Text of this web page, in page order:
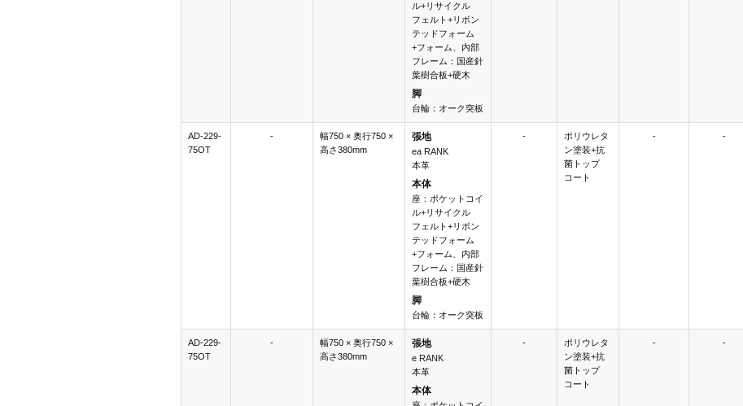
ル+リサイクル
フェルト+リボン
テッドフォーム
+フォーム、内部
フレーム：国産針
葉樹合板+硬木
脚
台輪：オーク突板
AD-229-
75OT
-
幅750 × 奥行750 ×
高さ380mm
張地
ea RANK
本革
本体
座：ポケットコイ
ル+リサイクル
フェルト+リボン
テッドフォーム
+フォーム、内部
フレーム：国産針
葉樹合板+硬木
脚
台輪：オーク突板
-
ポリウレタ
ン塗装+抗
菌トップ
コート
- -
AD-229-
75OT
-
幅750 × 奥行750 ×
高さ380mm
張地
e RANK
本革
本体
-
ポリウレタ
ン塗装+抗
菌トップ
コート
- -